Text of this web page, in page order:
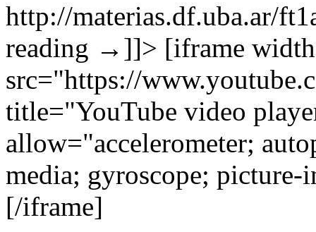
http://materias.df.uba.ar/
reading → ]]> [iframe
src="https://
title="YouTube video
allow="accelerometer;
media; gyroscope;
[/iframe]